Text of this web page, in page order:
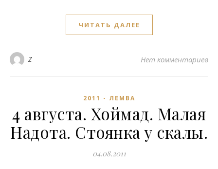
ЧИТАТЬ ДАЛЕЕ
Z Нет комментариев
2011 - ЛЕМВА
4 августа. Хоймад. Малая
Надота. Стоянка у скалы.
04.08.2011